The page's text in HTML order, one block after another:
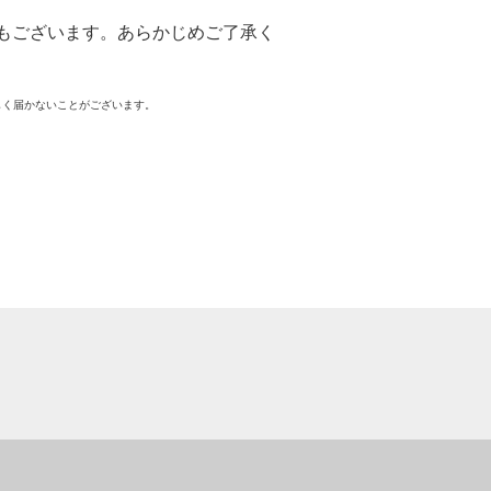
ざいます。あらかじめご了承く
届かないことがございます。